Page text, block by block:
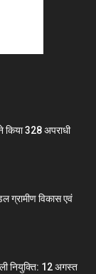
किया 328 अपराधी
ग्रामीण विकास एवं
नियुक्ति: 12 अगस्त